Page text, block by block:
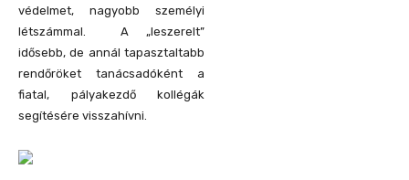
védelmet, nagyobb személyi
létszámmal. A „leszerelt”
idősebb, de annál tapasztaltabb
rendőröket tanácsadóként a
fiatal, pályakezdő kollégák
segítésére visszahívni.